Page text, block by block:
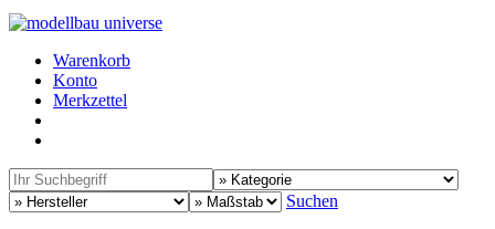
Warenkorb
Konto
Merkzettel
Suchen